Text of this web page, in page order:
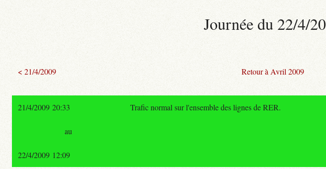
Journée du 22/4/
< 21/4/2009 Retour à Avril 2009
21/4/2009 20:33 Trafic normal sur l'ensemble des lignes de RER.
au
22/4/2009 12:09